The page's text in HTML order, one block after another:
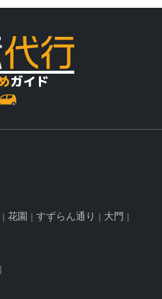
花園 すずらん通り
大門